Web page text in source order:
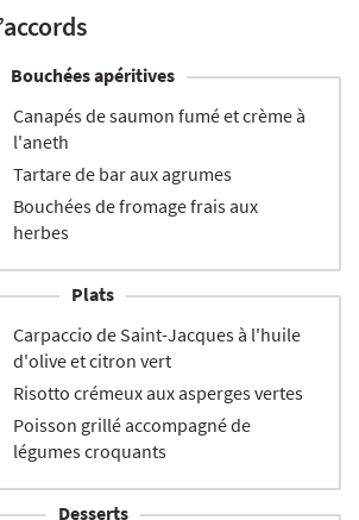
Bouchées apéritives
Canapés de saumon fumé et crème à
l'aneth
Tartare de bar aux agrumes
Bouchées de fromage frais aux
herbes
Plats
Carpaccio de Saint-Jacques à l'huile
d'olive et citron vert
Risotto crémeux aux asperges vertes
Poisson grillé accompagné de
légumes croquants
Desserts